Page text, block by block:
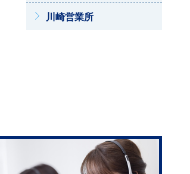
川崎営業所